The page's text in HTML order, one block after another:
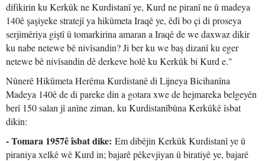
difikirin ku Kerkûk ne Kurdistanî ye, Kurd ne piranî ne û madeya
140ê şaşiyeke stratejî ya hikûmeta Iraqê ye, êdî bo çi di proseya
serjimêriya giştî û tomarkirina amaran a Iraqê de we daxwaz dikir
ku nabe netewe bê nivîsandin? Ji ber ku we baş dizanî ku eger
netewe bê nivîsandin dê derkeve holê ku Kerkûk bi Kurd e."
Nûnerê Hikûmeta Herêma Kurdistanê di Lijneya Bicihanîna
Madeya 140ê de di pareke din a gotara xwe de hejmareka belgeyên
berî 150 salan jî anîne ziman, ku Kurdistanîbûna Kerkûkê îsbat
dikin:
- Tomara 1957ê îsbat dike: Em dibêjin Kerkûk Kurdistanî ye û
piraniya xelkê wê Kurd in; bajarê pêkevjiyan û biratiyê ye, bajarê